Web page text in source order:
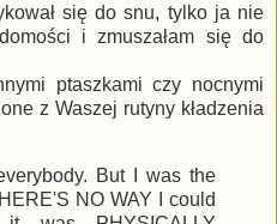
się do snu, tylko ja nie
i zmuszałam się do
ptaszkami czy nocnymi
z Waszej rutyny kładzenia
But I was the
NO WAY I could